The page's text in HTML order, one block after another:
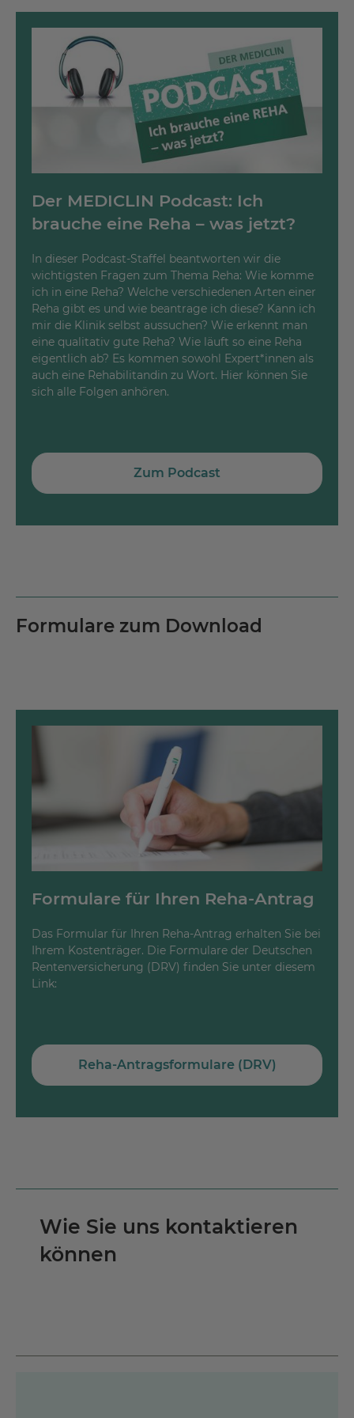
Leistungen auch für Reha-Begleitperson
Bei Bedarf kann die Reha-Begleitperson medizinisch-
therapeutische Leistungen in Anspruch nehmen. In
MEDICLIN Reha-Kliniken, die auch ambulante Reha-
Maßnahmen anbieten, kann die Behandlung der
Begleitperson zur Reha auch nach Vorlage eines Rezepts
(z.B. durch den Hausarzt) erfolgen.
Der MEDICLIN Podcast: Ich
brauche eine Reha – was jetzt?
In dieser Podcast-Staffel beantworten wir die
wichtigsten Fragen zum Thema Reha: Wie komme
ich in eine Reha? Welche verschiedenen Arten einer
Reha gibt es und wie beantrage ich diese? Kann ich
mir die Klinik selbst aussuchen? Wie erkennt man
eine qualitativ gute Reha? Wie läuft so eine Reha
eigentlich ab? Es kommen sowohl Expert*innen als
auch eine Rehabilitandin zu Wort. Hier können Sie
sich alle Folgen anhören.
Zum Podcast
Formulare zum Download
Formulare für Ihren Reha-Antrag
Das Formular für Ihren Reha-Antrag erhalten Sie bei
Ihrem Kostenträger. Die Formulare der Deutschen
Rentenversicherung (DRV) finden Sie unter diesem
Link:
Reha-Antragsformulare (DRV)
Wie Sie uns kontaktieren
können